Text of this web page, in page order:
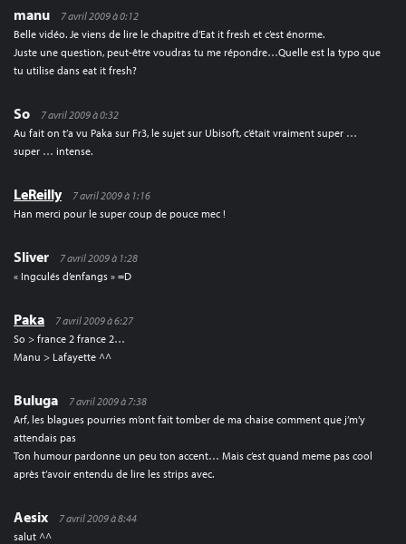
manu
7 avril 2009 à 0:12
Belle vidéo. Je viens de lire le chapitre d’Eat it fresh et c’est énorme.
Juste une question, peut-être voudras tu me répondre…Quelle est la typo que
tu utilise dans eat it fresh?
So
7 avril 2009 à 0:32
Au fait on t’a vu Paka sur Fr3, le sujet sur Ubisoft, c’était vraiment super …
super … intense.
LeReilly
7 avril 2009 à 1:16
Han merci pour le super coup de pouce mec !
Sliver
7 avril 2009 à 1:28
« Ingculés d’enfangs » =D
Paka
7 avril 2009 à 6:27
So > france 2 france 2…
Manu > Lafayette ^^
Buluga
7 avril 2009 à 7:38
Arf, les blagues pourries m’ont fait tomber de ma chaise comment que j’m’y
attendais pas
Ton humour pardonne un peu ton accent… Mais c’est quand meme pas cool
après t’avoir entendu de lire les strips avec.
Aesix
7 avril 2009 à 8:44
salut ^^